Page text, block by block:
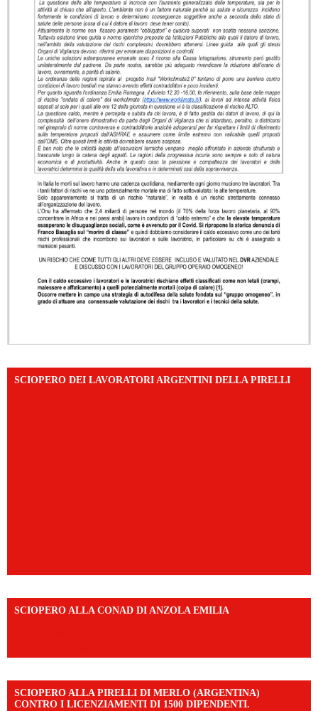
SCIOPERO DEI LAVORATORI ARGENTINI DELLA PIRELLI
SCIOPERO ALLA CONAD DI ANZOLA EMILIA
SCIOPERO ALLA PIRELLI DI MERLO (ARGENTINA)
CONTRO I LICENZIAMENTI DI 1500 DIPENDENTI.